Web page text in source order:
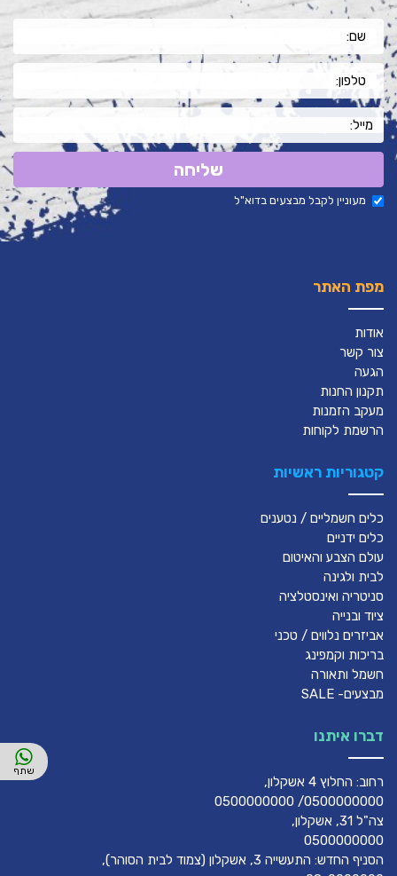
שליחה
מעוניין לקבל מבצעים בדוא"ל
מפת האתר
אודות
צור קשר
הגעה
תקנון החנות
מעקב הזמנות
הרשמת לקוחות
קטגוריות ראשיות
כלים חשמליים / נטענים
כלים ידניים
עולם הצבע והאיטום
לבית ולגינה
סניטריה ואינסטלציה
ציוד ובנייה
אביזרים נלווים / טכני
בריכות וקמפינג
חשמל ותאורה
מבצעים- SALE
דברו איתנו
רחוב: החלוץ 4 אשקלון,
0500000000/ 0500000000
צה"ל 31, אשקלון,
0500000000
הסניף החדש: התעשייה 3, אשקלון (צמוד לבית הסוהר),